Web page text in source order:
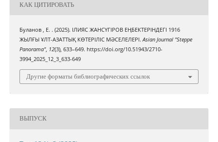
КАК ЦИТИРОВАТЬ
Буланов , Е. . (2025). ІЛИЯС ЖАНСҮГІРОВ ЕҢБЕКТЕРІНДЕГІ 1916
ЖЫЛҒЫ ҰЛТ-АЗАТТЫҚ КӨТЕРІЛІС МӘСЕЛЕЛЕРІ.Asian Journal "Steppe
Panorama", 12(3), 633–649. https://doi.org/10.51943/2710-
3994_2025_12_3_633-649
Другие форматы библиографических ссылок
ВЫПУСК